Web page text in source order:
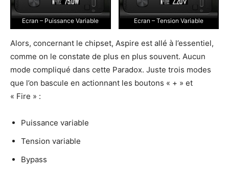
Ecran – Puissance Variable Ecran – Tension Variable
Alors, concernant le chipset, Aspire est allé à l’essentiel,
comme on le constate de plus en plus souvent. Aucun
mode compliqué dans cette Paradox. Juste trois modes
que l’on bascule en actionnant les boutons « + » et
« Fire » :
Puissance variable
Tension variable
Bypass